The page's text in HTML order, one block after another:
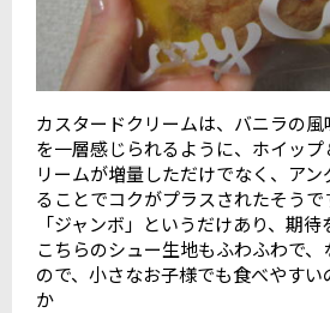
カスタードクリームは、バニラの
を一層感じられるように、ホイッ
リームが増量しただけでなく、ア
ることでコクがプラスされたそうで
「ジャンボ」というだけあり、期
こちらのシュー生地もふわふわで
ので、小さなお子様でも食べやすい
か